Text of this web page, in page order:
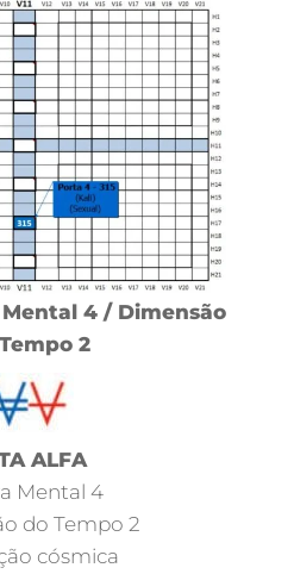
4 / Dimensão
2
ALFA
Mental 4
do Tempo 2
cósmica